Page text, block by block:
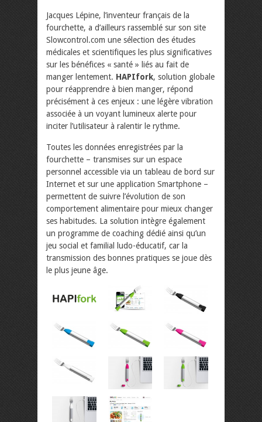
Jacques Lépine, l’inventeur français de la
fourchette, a d’ailleurs rassemblé sur son site
Slowcontrol.com une sélection des études
médicales et scientifiques les plus significatives
sur les bénéfices « santé » liés au fait de
manger lentement. HAPIfork, solution globale
pour réapprendre à bien manger, répond
précisément à ces enjeux : une légère vibration
associée à un voyant lumineux alerte pour
inciter l’utilisateur à ralentir le rythme.
Toutes les données enregistrées par la
fourchette – transmises sur un espace
personnel accessible via un tableau de bord sur
Internet et sur une application Smartphone –
permettent de suivre l’évolution de son
comportement alimentaire pour mieux changer
ses habitudes. La solution intègre également
un programme de coaching dédié ainsi qu’un
jeu social et familial ludo-éducatif, car la
transmission des bonnes pratiques se joue dès
le plus jeune âge.